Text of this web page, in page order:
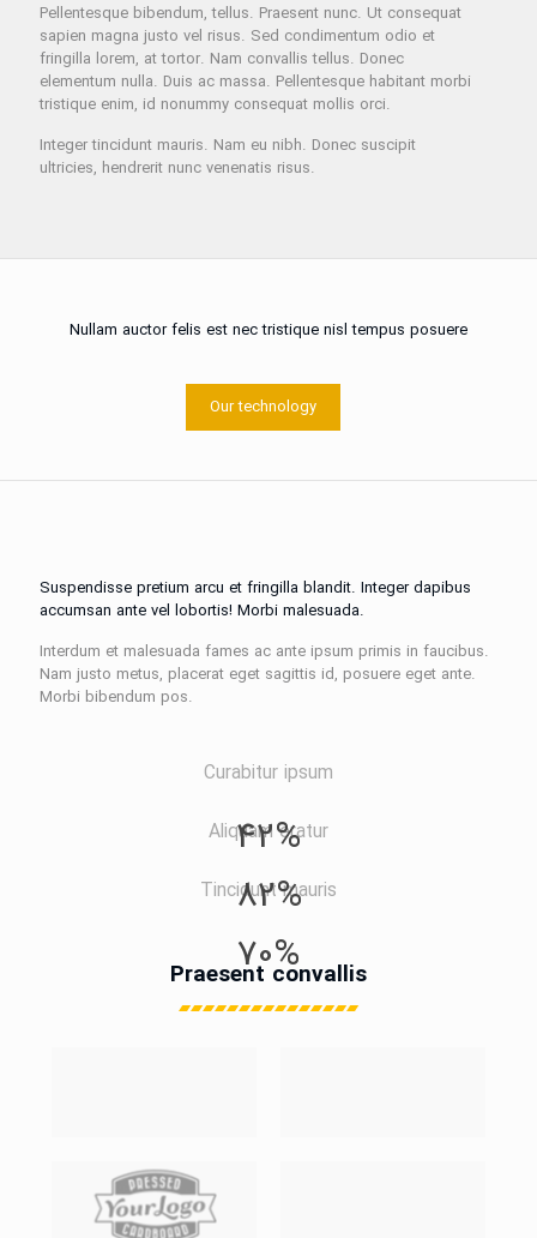
Pellentesque bibendum, tellus. Praesent nunc. Ut consequat
sapien magna justo vel risus. Sed condimentum odio et
fringilla lorem, at tortor. Nam convallis tellus. Donec
elementum nulla. Duis ac massa. Pellentesque habitant morbi
tristique enim, id nonummy consequat mollis orci.
Integer tincidunt mauris. Nam eu nibh. Donec suscipit
ultricies, hendrerit nunc venenatis risus.
Nullam auctor felis est nec tristique nisl tempus posuere
Our technology
Suspendisse pretium arcu et fringilla blandit. Integer dapibus
accumsan ante vel lobortis! Morbi malesuada.
Interdum et malesuada fames ac ante ipsum primis in faucibus.
Nam justo metus, placerat eget sagittis id, posuere eget ante.
Morbi bibendum pos.
42%
Curabitur ipsum
82%
Aliquam eratur
70%
Tincidunt mauris
Praesent convallis